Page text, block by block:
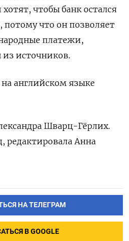
чтобы банк остался
потому что он позволяет
платежи,
источников.
английском языке
Шварц-Гёрлих.
редактировала Анна
НА ТЕЛЕГРАМ
В GOOGLE